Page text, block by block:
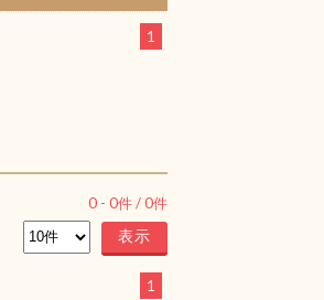
1
0 - 0件 /0件
1